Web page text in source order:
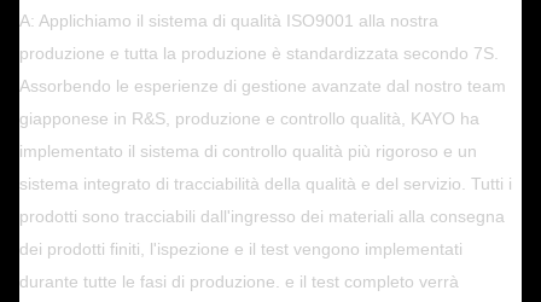
A: Applichiamo il sistema di qualità ISO9001 alla nostra
produzione e tutta la produzione è standardizzata secondo 7S.
Assorbendo le esperienze di gestione avanzate dal nostro team
giapponese in R&S, produzione e controllo qualità, KAYO ha
implementato il sistema di controllo qualità più rigoroso e un
sistema integrato di tracciabilità della qualità e del servizio. Tutti i
prodotti sono tracciabili dall'ingresso dei materiali alla consegna
dei prodotti finiti, l'ispezione e il test vengono implementati
durante tutte le fasi di produzione. e il test completo verrà